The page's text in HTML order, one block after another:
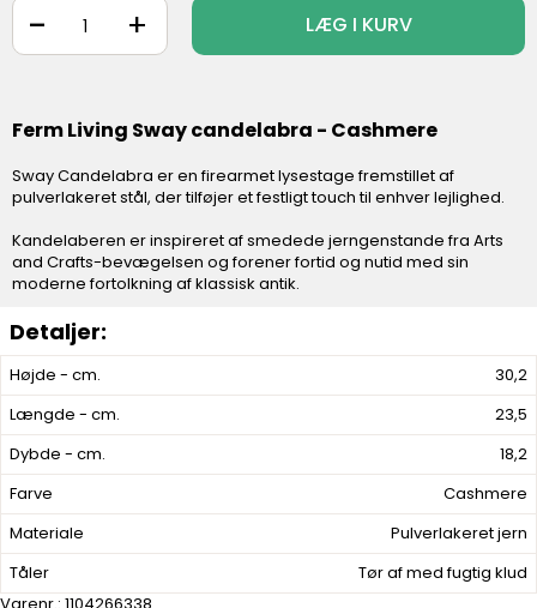
Højde - cm.
30,2
Længde - cm.
23,5
Dybde - cm.
18,2
Farve
Cashmere
Materiale
Pulverlakeret jern
Tåler
Tør af med fugtig klud
Varenr.: 1104266338
+
- LÆG I KURV
Ferm Living Sway candelabra - Cashmere
Sway Candelabra er en firearmet lysestage fremstillet af
pulverlakeret stål, der tilføjer et festligt touch til enhver lejlighed.
Kandelaberen er inspireret af smedede jerngenstande fra Arts
and Crafts-bevægelsen og forener fortid og nutid med sin
moderne fortolkning af klassisk antik.